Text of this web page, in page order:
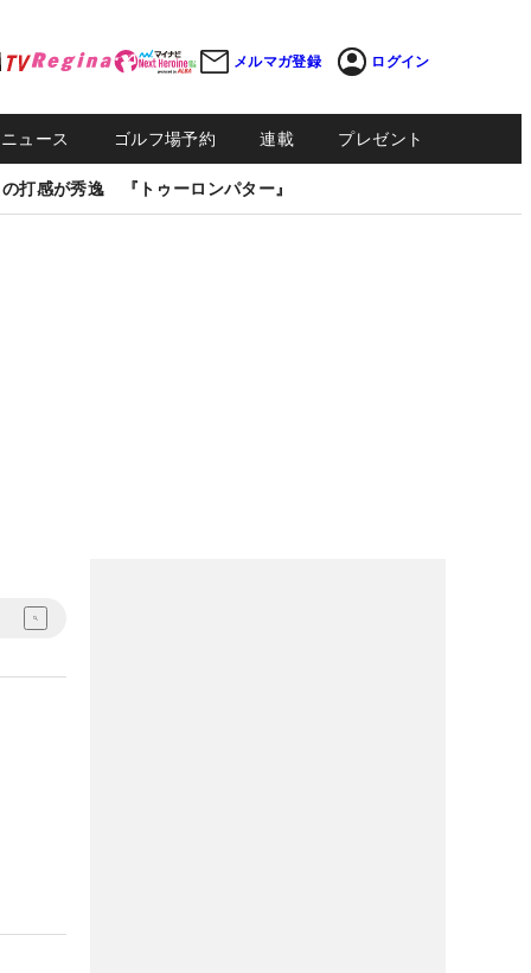
メルマガ登録 ログイン
ュース ゴルフ場予約 連載 プレゼント
打感が秀逸 『トゥーロンパター』